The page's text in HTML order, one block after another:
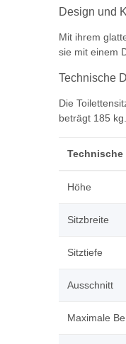
Design und
Mit ihrem
sie mit einem
Technische
Die
beträgt 185
Technische
Höhe
Sitzbreite
Sitztiefe
Ausschnitt
Maximale